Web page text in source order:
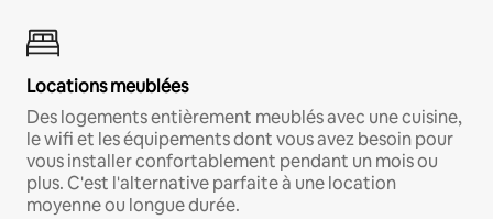
Locations meublées
Des logements entièrement meublés avec une cuisine,
le wifi et les équipements dont vous avez besoin pour
vous installer confortablement pendant un mois ou
plus. C'est l'alternative parfaite à une location
moyenne ou longue durée.